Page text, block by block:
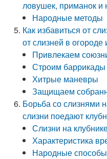
ловушек, приманок
Народные методы
Как избавиться от
от слизней в огороде
Привлекаем
Строим баррикады
Хитрые маневры
Защищаем
Борьба со слизнями
слизни поедают
Слизни на
Характеристика
Народные